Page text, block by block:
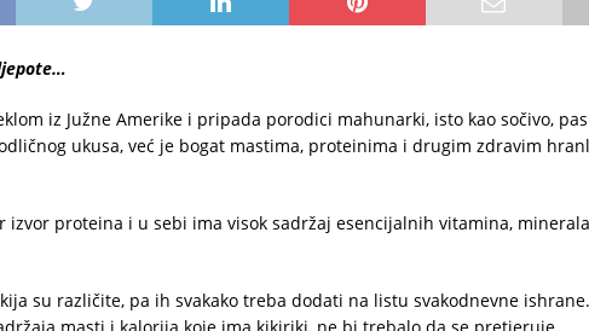
iz Južne Amerike i pripada porodici mahunarki, isto kao sočivo,
ukusa, već je bogat mastima, proteinima i drugim zdravim
izvor proteina i u sebi ima visok sadržaj esencijalnih vitamina,
su različite, pa ih svakako treba dodati na listu svakodnevne